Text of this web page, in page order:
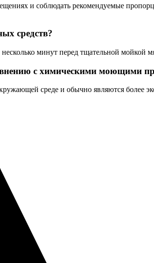
и соблюдать рекомендуемые
средств?
минут перед тщательной мойкой
с химическими моющими
среде и обычно являются более